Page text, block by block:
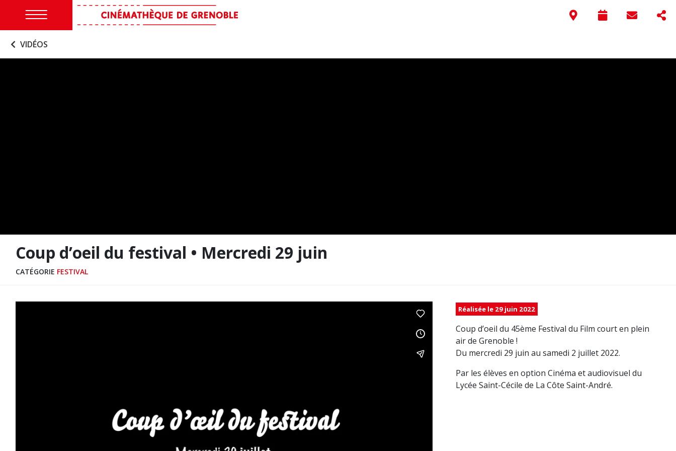
VIDÉOS
Coup d’oeil du festival • Mercredi 29 juin
CATÉGORIE FESTIVAL
Réalisée le 29 juin 2022
Coup d’oeil du 45ème Festival du Film court en plein
air de Grenoble !
Du mercredi 29 juin au samedi 2 juillet 2022.
Par les élèves en option Cinéma et audiovisuel du
Lycée Saint-Cécile de La Côte Saint-André.